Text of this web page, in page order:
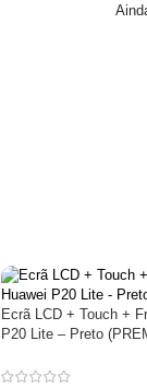
Ecrã LCD + Touch +
P20 Lite – Preto